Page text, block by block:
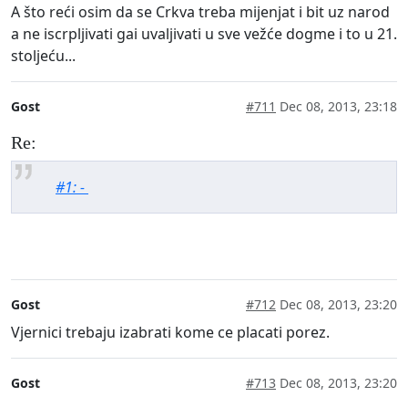
A što reći osim da se Crkva treba mijenjat i bit uz narod
a ne iscrpljivati gai uvaljivati u sve vežće dogme i to u 21.
stoljeću...
Gost #711 Dec 08, 2013, 23:18
Re:
#1: -
Gost #712 Dec 08, 2013, 23:20
Vjernici trebaju izabrati kome ce placati porez.
Gost #713 Dec 08, 2013, 23:20